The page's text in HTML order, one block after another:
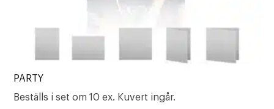
PARTY
Beställs i set om 10 ex. Kuvert ingår.